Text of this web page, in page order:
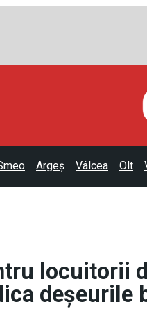
Argeș Vâlcea Olt
locuitorii
deșeurile